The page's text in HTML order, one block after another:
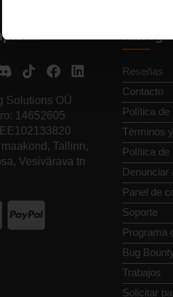
Solutions OÜ
14652605
Tallinn,
Vesivärava tn
Reseñas
Contacto
Política de
Términos
Política de
Denunciar
Panel de
Soporte
Programa
Bug
Trabajos
Solicitar